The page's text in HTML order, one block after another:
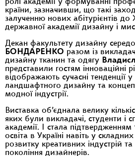
ролі академії у формуванні
країни, зазначивши, що такі
залученню нових абітурієнтів до
державної академії дизайну і
Декан факультету дизайну
БОНДАРЕНКО разом із
дизайну тканин та одягу
представили гостям інноваційні
відображають сучасні тенденції у
ландшафтного дизайну та
модної індустрії.
Виставка об’єднала велику
яких були викладачі, студенти і
академії. І стала
освіта в Україні навіть у
розвитку креативних індустрій
покоління дизайнерів.